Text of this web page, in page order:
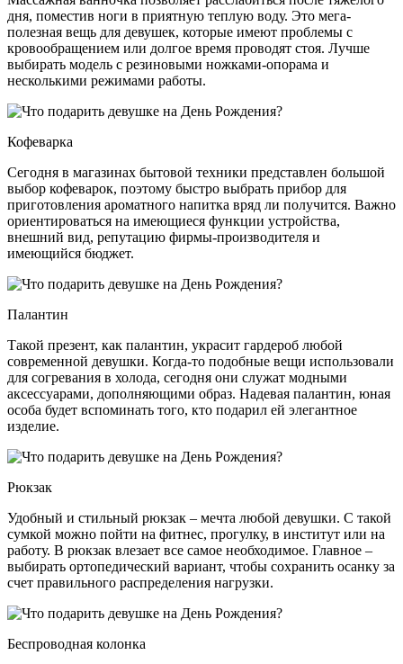
дня, поместив ноги в приятную теплую воду. Это мега-
полезная вещь для девушек, которые имеют проблемы с
кровообращением или долгое время проводят стоя. Лучше
выбирать модель с резиновыми ножками-опорама и
несколькими режимами работы.
Кофеварка
Сегодня в магазинах бытовой техники представлен большой
выбор кофеварок, поэтому быстро выбрать прибор для
приготовления ароматного напитка вряд ли получится. Важно
ориентироваться на имеющиеся функции устройства,
внешний вид, репутацию фирмы-производителя и
имеющийся бюджет.
Палантин
Такой презент, как палантин, украсит гардероб любой
современной девушки. Когда-то подобные вещи использовали
для согревания в холода, сегодня они служат модными
аксессуарами, дополняющими образ. Надевая палантин, юная
особа будет вспоминать того, кто подарил ей элегантное
изделие.
Рюкзак
Удобный и стильный рюкзак – мечта любой девушки. С такой
сумкой можно пойти на фитнес, прогулку, в институт или на
работу. В рюкзак влезает все самое необходимое. Главное –
выбирать ортопедический вариант, чтобы сохранить осанку за
счет правильного распределения нагрузки.
Беспроводная колонка